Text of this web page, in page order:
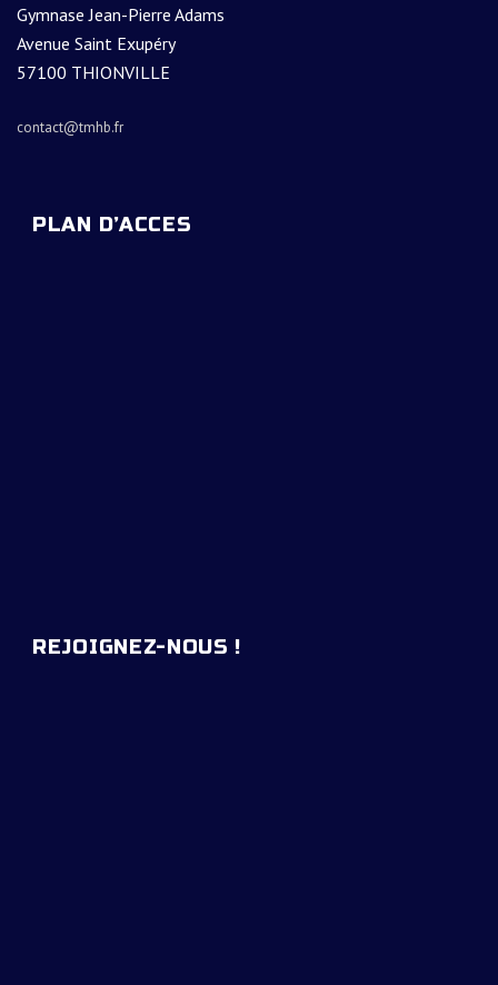
Gymnase Jean-Pierre Adams
Avenue Saint Exupéry
57100 THIONVILLE
contact@tmhb.fr
PLAN D’ACCES
REJOIGNEZ-NOUS !